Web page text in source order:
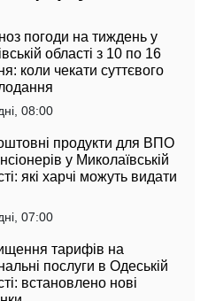
погоди на тиждень у
області з 10 по 16
коли чекати суттєвого
08:00
продукти для ВПО
у Миколаївській
які харчі можуть видати
07:00
тарифів на
послуги в Одеській
встановлено нові